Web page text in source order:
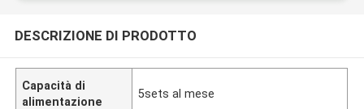
DESCRIZIONE DI PRODOTTO
Capacità di
alimentazione
5sets al mese